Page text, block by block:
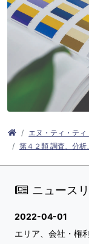
エヌ・ティ・テ
第４２類 調査、分析
ニュース
2022-04-01
エリア、会社・権